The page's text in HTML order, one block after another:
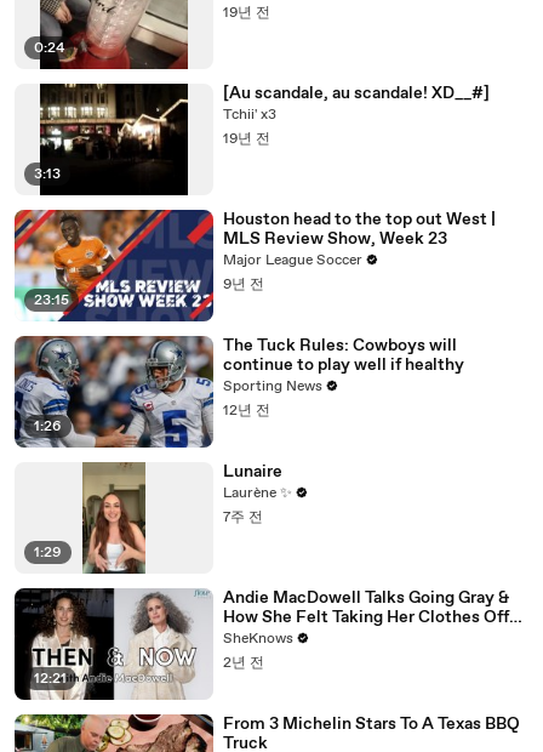
0:24
19년 전
3:13
[Au scandale, au scandale! XD__#]
Tchii' x3
19년 전
23:15
Houston head to the top out West |
MLS Review Show, Week 23
Major League Soccer
9년 전
1:26
The Tuck Rules: Cowboys will
continue to play well if healthy
Sporting News
12년 전
1:29
Lunaire
Laurène ✨
7주 전
12:21
Andie MacDowell Talks Going Gray &
How She Felt Taking Her Clothes Off
on Camera at Age 65
SheKnows
2년 전
From 3 Michelin Stars To A Texas BBQ
Truck